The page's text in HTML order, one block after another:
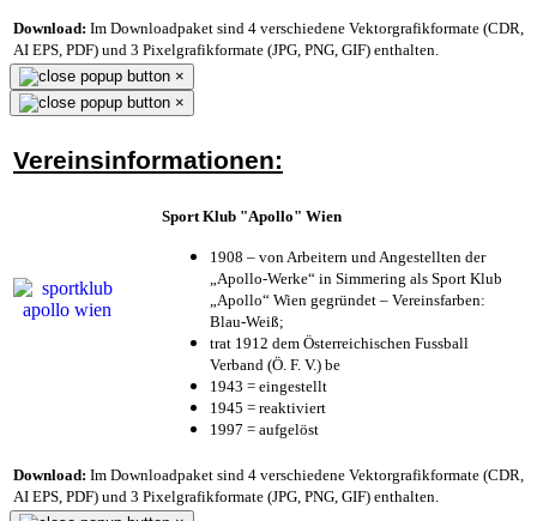
Download: Im Downloadpaket sind 4 verschiedene Vektorgrafikformate (CDR,
AI EPS, PDF) und 3 Pixelgrafikformate (JPG, PNG, GIF) enthalten.
×
×
Vereinsinformationen:
Sport Klub "Apollo" Wien
1908 – von Arbeitern und Angestellten der
„Apollo-Werke“ in Simmering als Sport Klub
„Apollo“ Wien gegründet – Vereinsfarben:
Blau-Weiß;
trat 1912 dem Österreichischen Fussball
Verband (Ö. F. V.) be
1943 = eingestellt
1945 = reaktiviert
1997 = aufgelöst
Download: Im Downloadpaket sind 4 verschiedene Vektorgrafikformate (CDR,
AI EPS, PDF) und 3 Pixelgrafikformate (JPG, PNG, GIF) enthalten.